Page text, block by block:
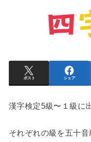
ポスト シェア
漢字検定5級〜１級に
それぞれの級を五十